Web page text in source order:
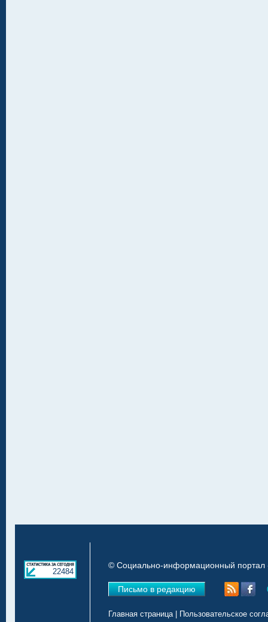
22484
© Социально-информационный портал
Письмо в редакцию
Главная страница| Пользовательское